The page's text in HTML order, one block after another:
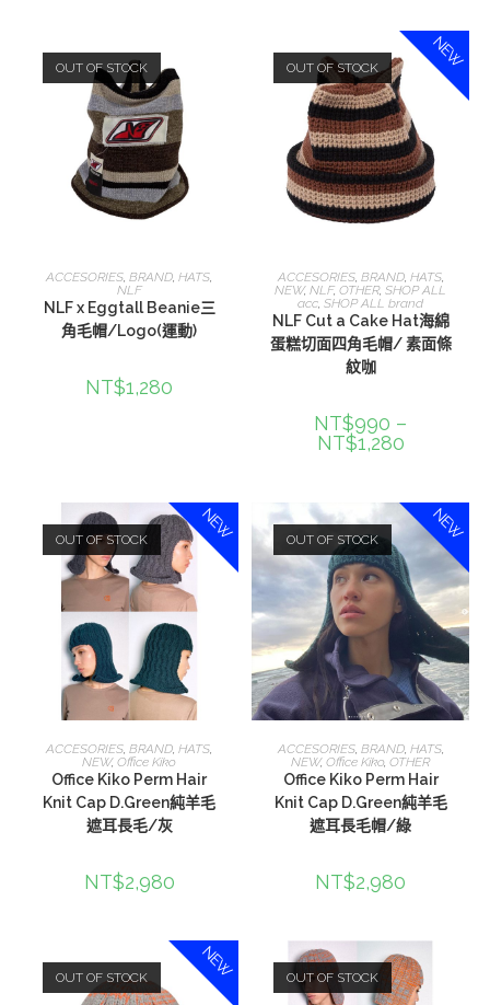
OUT OF STOCK
選擇規格
ACCESORIES,BRAND,HATS,
NLF
NLF x Eggtall Beanie三
角毛帽/Logo(運動)
NT$1,280
NEW
OUT OF STOCK
選擇規格
ACCESORIES, BRAND, HATS,
NEW,NLF,OTHER,SHOP ALL
acc,SHOP ALL brand
NLF Cut a Cake Hat海綿
蛋糕切面四角毛帽/ 素面條
紋咖
NT$990 –
NT$1,280
NEW
OUT OF STOCK
選擇規格
ACCESORIES ,BRAND ,HATS
NEW,Office Kiko
Office Kiko Perm Hair
Knit Cap D.Green純羊毛
遮耳長毛/灰
NT$2,980
NEW
OUT OF STOCK
選擇規格
ACCESORIES, BRAND, HATS,
NEW,Office Kiko,OTHER
Office Kiko Perm Hair
Knit Cap D.Green純羊毛
遮耳長毛帽/綠
NT$2,980
NEW
OUT OF STOCK OUT OF STOCK